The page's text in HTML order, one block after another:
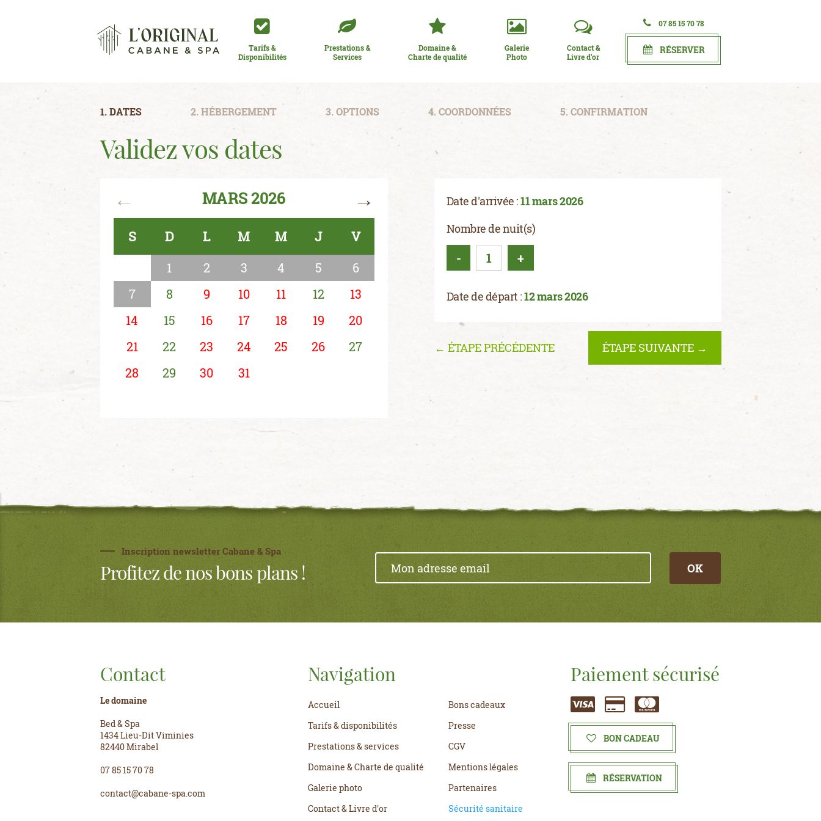
Tarifs &
Disponibilités
Prestations &
Services
Domaine &
Charte de qualité
Galerie
Photo
Contact &
Livre d'or
07 85 15 70 78
RÉSERVER
1. DATES 2. HÉBERGEMENT 3. OPTIONS 4. COORDONNÉES 5. CONFIRMATION
Validez vos dates
← →
MARS 2026
S D L M M J V
1 2 3 4 5
6
7
8 9 10 11 12
13
14
15 16 17 18 19
20
21
22 23 24 25 26
27
28
29 30 31
Date d'arrivée :11 mars 2026
Nombre de nuit(s)
- +
Date de départ :12 mars 2026
← ÉTAPE PRÉCÉDENTE ÉTAPE SUIVANTE →
Inscription newsletter Cabane & Spa
Profitez de nos bons plans ! OK
Contact
Le domaine
Bed & Spa
1434 Lieu-Dit Viminies
82440 Mirabel
07 85 15 70 78
contact@cabane-spa.com
Navigation
Accueil
Tarifs & disponibilités
Prestations & services
Domaine & Charte de qualité
Galerie photo
Contact & Livre d'or
Bons cadeaux
Presse
CGV
Mentions légales
Partenaires
Sécurité sanitaire
Paiement sécurisé
BON CADEAU
RÉSERVATION